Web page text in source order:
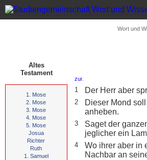
Wort und
Altes
Testament
1. Mose
2. Mose
3. Mose
4. Mose
5. Mose
Josua
Richter
Ruth
1. Samuel
1 Der Herr aber
2
Dieser Mond
anheben.
3
Saget der
jeglicher ein
4
Wo ihrer aber in
Nachbar an